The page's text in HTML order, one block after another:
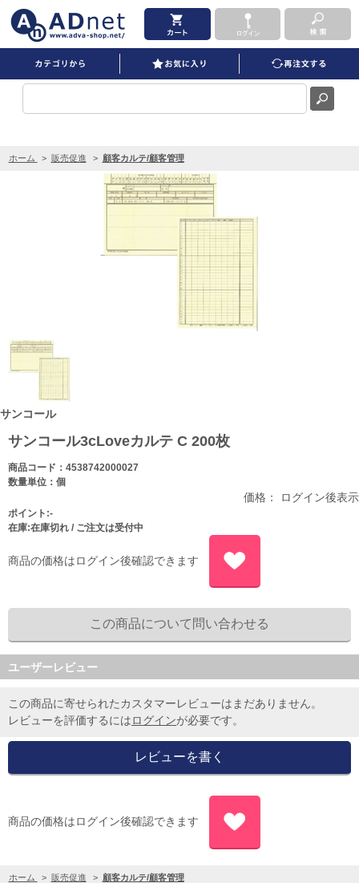
ホーム > 販売促進 > 顧客カルテ/顧客管理
サンコール
サンコール3cLoveカルテ C 200枚
商品コード：4538742000027
数量単位：個
価格： ログイン後表示
ポイント:-
在庫:在庫切れ / ご注文は受付中
商品の価格はログイン後確認できます
ユーザーレビュー
この商品に寄せられたカスタマーレビューはまだありません。
レビューを評価するにはログインが必要です。
商品の価格はログイン後確認できます
ホーム > 販売促進 > 顧客カルテ/顧客管理